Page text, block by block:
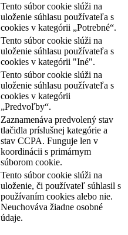
Tento súbor cookie slúži na
uloženie súhlasu používateľa s
cookies v kategórii „Potrebné“.
Tento súbor cookie slúži na
uloženie súhlasu používateľa s
cookies v kategórii "Iné".
Tento súbor cookie slúži na
uloženie súhlasu používateľa s
cookies v kategórii
„Predvoľby“.
Zaznamenáva predvolený stav
tlačidla príslušnej kategórie a
stav CCPA. Funguje len v
koordinácii s primárnym
súborom cookie.
Tento súbor cookie slúži na
uloženie, či používateľ súhlasil s
používaním cookies alebo nie.
Neuchováva žiadne osobné
údaje.